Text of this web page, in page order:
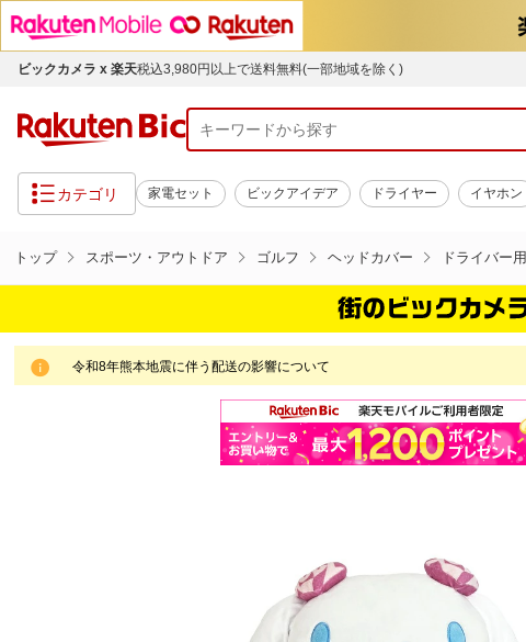
ビックカメラ x 楽天税込3,980円以上で送料無料(一部地域を除く)
カテゴリ 家電セット ビックアイデア ドライヤー イヤホン
トップ スポーツ・アウトドア ゴルフ ヘッドカバー ドライバー用
令和8年熊本地震に伴う配送の影響について